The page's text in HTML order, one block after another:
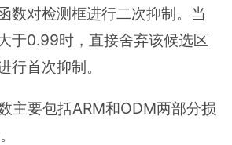
数对检测框进行二次抑制。当
于0.99时，直接舍弃该候选区
行首次抑制。
主要包括ARM和ODM两部分损